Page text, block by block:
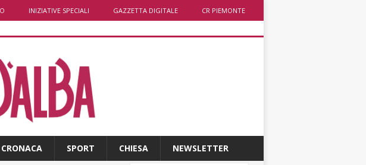
INIZIATIVE SPECIALI GAZZETTA DIGITALE CR PIEMONTE
CRONACA SPORT CHIESA NEWSLETTER